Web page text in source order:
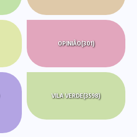
OPINIÃO(301)
VILA VERDE(3598)